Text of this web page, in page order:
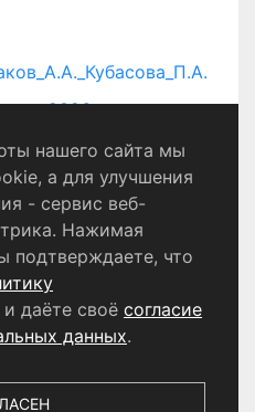
2026
персональных данных
«Информационный
о регистрации СМИ
по надзору в сфере
технологий и массовых
нашего сайта мы
а для улучшения
- сервис веб-
Нажимая
подтверждаете, что
и даёте своё согласие
данных.